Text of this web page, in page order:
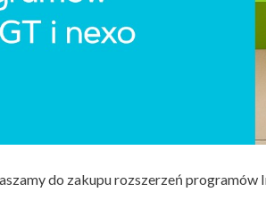
do zakupu rozszerzeń programów